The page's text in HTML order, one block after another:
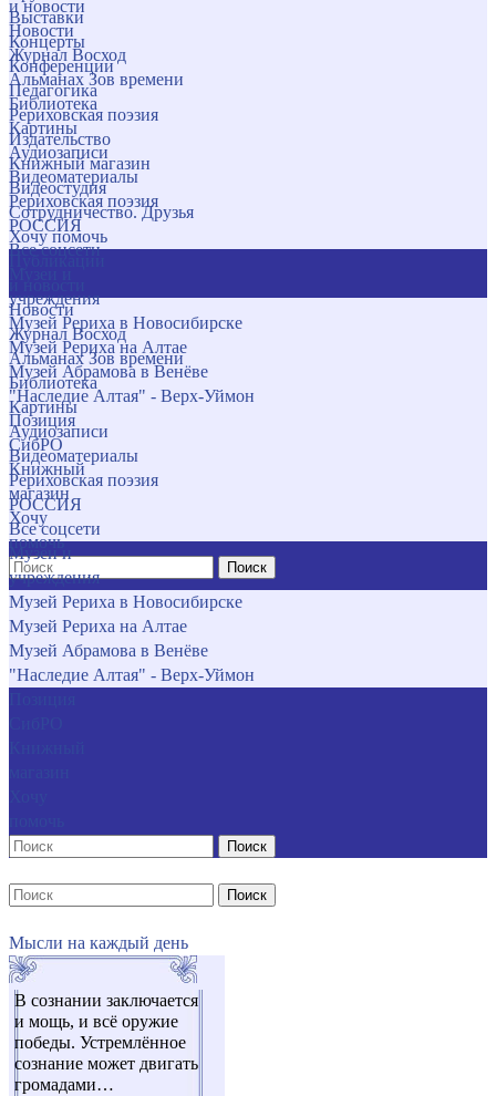
и новости
Новости
Журнал Восход
Альманах Зов времени
Библиотека
Картины
Аудиозаписи
Видеоматериалы
Рериховская поэзия
РОССИЯ
Все соцсети
учреждения
Музей Рериха в Новосибирске
Музей Рериха на Алтае
Музей Абрамова в Венёве
"Наследие Алтая" - Верх-Уймон
Позиция
СибРО
Книжный
магазин
Хочу
помочь
Поиск
Выставки
Концерты
Конференции
Педагогика
Рериховская поэзия
Издательство
Книжный магазин
Видеостудия
Сотрудничество. Друзья
Хочу помочь
Новости
Журнал Восход
Альманах Зов времени
Библиотека
Картины
Аудиозаписи
Видеоматериалы
Рериховская поэзия
РОССИЯ
Все соцсети
Музеи и
учреждения
Музей Рериха в Новосибирске
Музей Рериха на Алтае
Музей Абрамова в Венёве
"Наследие Алтая" - Верх-Уймон
Поиск
Поиск
Мысли на каждый день
В сознании заключается
и мощь, и всё оружие
победы. Устремлённое
сознание может двигать
громадами…